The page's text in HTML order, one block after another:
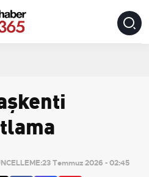
23 Temmuz 2026 - 02:45